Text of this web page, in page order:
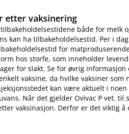
etter vaksinering
både for melk
kan ha tilbakeholdelsestid. Per i
for
hos storfe, som inneholder
for slakt. Se for øvrig
vaksine, da hvilke vaksiner som
kan være aktuelt i
Når det gjelder Ovivac P vet. til
vaksinasjon. Derfor er det viktig å